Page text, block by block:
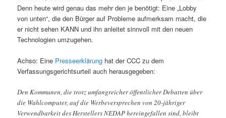
Denn heute wird genau das mehr den je benötigt: Eine „Lobby
von unten“, die den Bürger auf Probleme aufmerksam macht, die
er nicht sehen KANN und ihn anleitet sinnvoll mit den neuen
Technologien umzugehen.
Achso: Eine Presseerklärung hat der CCC zu dem
Verfassungsgerichtsurteil auch herausgegeben:
Den Kommunen, die trotz umfangreicher öffentlicher Debatten über
die Wahlcomputer, auf die Werbeversprechen von 20-jähriger
Verwendbarkeit des Herstellers NEDAP hereingefallen sind, bleibt